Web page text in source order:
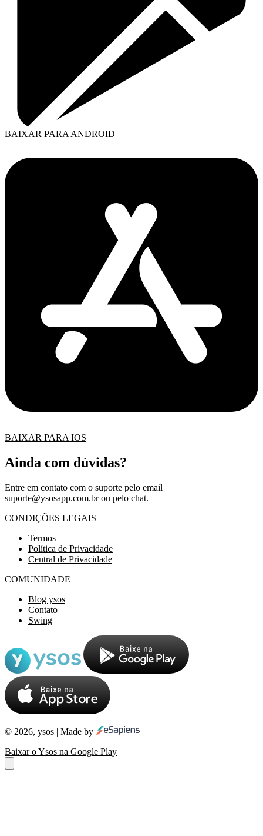
BAIXAR PARA ANDROID
BAIXAR PARA IOS
Ainda com dúvidas?
Entre em contato com o suporte pelo email
suporte@ysosapp.com.brou pelo chat.
CONDIÇÕES LEGAIS
Termos
Política de Privacidade
Central de Privacidade
COMUNIDADE
Blog ysos
Contato
Swing
© 2026, ysos | Made by
Baixar o Ysos na Google Play